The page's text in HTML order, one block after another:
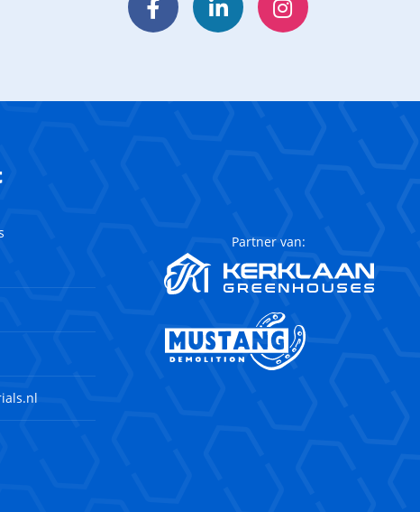
FacebookLinkedInInstagram
Partner van: